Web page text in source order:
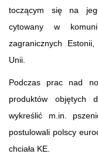
toczącym się na
cytowany w
zagranicznych
Unii.
Podczas prac nad
produktów objętych
wykreślić m.in.
postulowali polscy
chciała KE.